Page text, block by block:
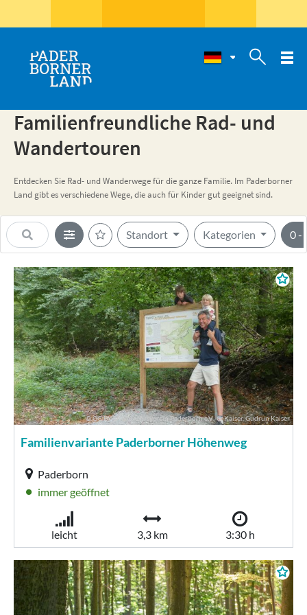

Familienfreundliche Rad- und
Wandertouren
Entdecken Sie Rad- und Wanderwege für die ganze Familie. Im Paderborner
Land gibt es verschiedene Wege, die auch für Kinder gut geeignet sind.